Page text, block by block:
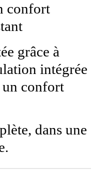
confort
grâce à
intégrée
un confort
dans une